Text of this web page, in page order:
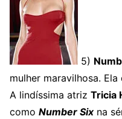
5)
mulher maravilhosa. Ela
A lindíssima atriz Tricia
como Number Sixna